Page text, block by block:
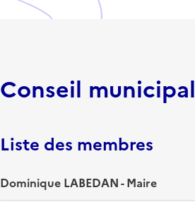
Conseil municipal
Liste des membres
Dominique LABEDAN - Maire